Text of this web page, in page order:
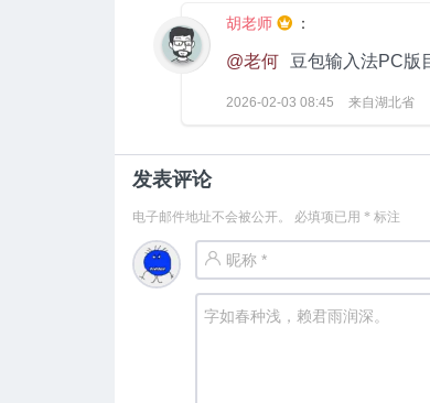
胡老师  ：
@老何 豆包输入法PC版
2026-02-03 08:45 来自湖北省
发表评论
电子邮件地址不会被公开。 必填项已用 * 标注